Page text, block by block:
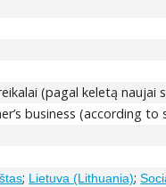
(pagal keletą naujai
business (according
; Lietuva (Lithuania);